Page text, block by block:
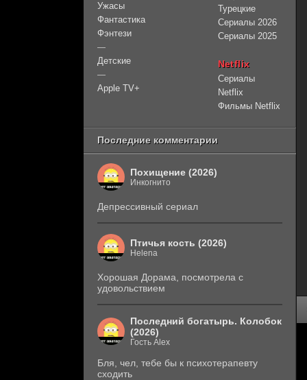
Ужасы
Фантастика
Фэнтези
—
Детские
—
Apple TV+
Турецкие
Сериалы 2026
Сериалы 2025
Netflix
Сериалы
Netflix
Фильмы Netflix
Последние комментарии
Похищение (2026)
Инкогнито
Депрессивный сериал
Птичья кость (2026)
Helena
Хорошая Дорама, посмотрела с
удовольствием
Последний богатырь. Колобок
(2026)
Гость Alex
Бля, чел, тебе бы к психотерапевту
сходить